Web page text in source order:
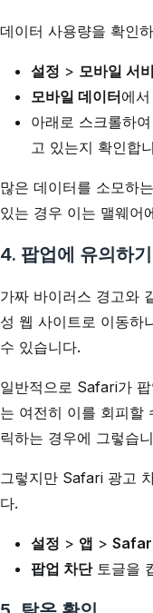
데이터 사용량을 확인
설정 > 모바일 서
모바일 데이터에서
아래로 스크롤하
고 있는지 확인합
많은 데이터를 소모하
있는 경우 이는 맬웨어
4. 팝업에 유의하기
가짜 바이러스 경고와
성 웹 사이트로 이동하
수 있습니다.
일반적으로 Safari가
는 여전히 이를 회피할
릭하는 경우에 그렇습
그렇지만 Safari 광고
다.
설정 > 앱 >
팝업 차단토글을